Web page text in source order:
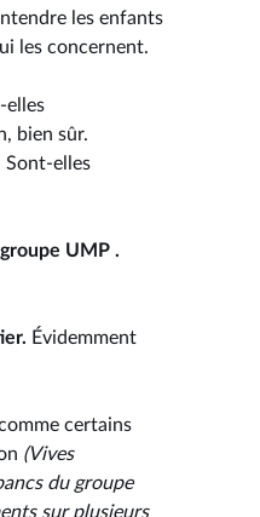
les enfants
les concernent.
elles
bien sûr.
Sont-elles
UMP .
Évidemment
certains
(Vives
du groupe
sur plusieurs